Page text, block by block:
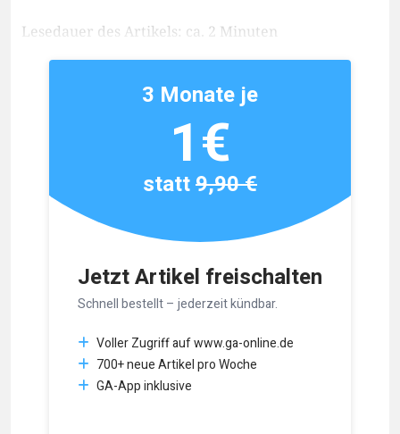
Lesedauer des Artikels: ca. 2 Minuten
Jetzt Artikel freischalten
Schnell bestellt – jederzeit kündbar.
Voller Zugriff auf www.ga-online.de
700+ neue Artikel pro Woche
GA-App inklusive
3 Monate je
1€
statt9,90 €